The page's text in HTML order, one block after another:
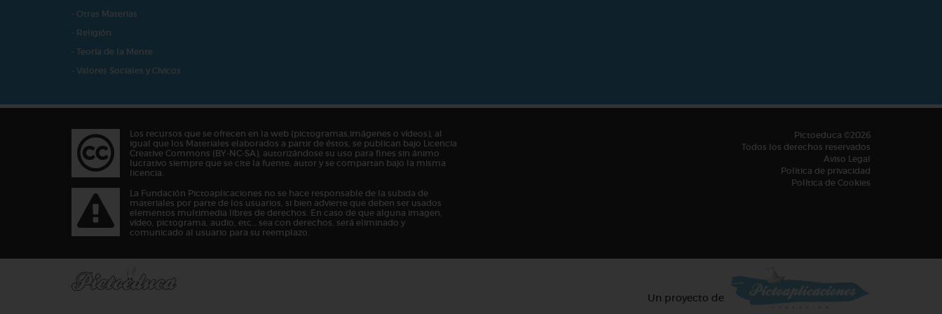
- Otras Materias
- Religión
- Teoría de la Mente
- Valores Sociales y Cívicos
Los recursos que se ofrecen en la web (pictogramas,imágenes o vídeos), al
igual que los Materiales elaborados a partir de éstos, se publican bajo Licencia
Creative Commons (BY-NC-SA), autorizándose su uso para fines sin ánimo
lucrativo siempre que se cite la fuente, autor y se compartan bajo la misma
licencia.
La Fundación Pictoaplicaciones no se hace responsable de la subida de
materiales por parte de los usuarios, si bien advierte que deben ser usados
elementos multimedia libres de derechos. En caso de que alguna imagen,
vídeo, pictograma, audio, etc… sea con derechos, será eliminado y
comunicado al usuario para su reemplazo.
Pictoeduca ©2026
Todos los derechos reservados
Aviso Legal
Política de privacidad
Política de Cookies
Un proyecto de